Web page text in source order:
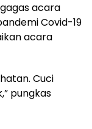
acara
Covid-19
acara
Cuci
pungkas